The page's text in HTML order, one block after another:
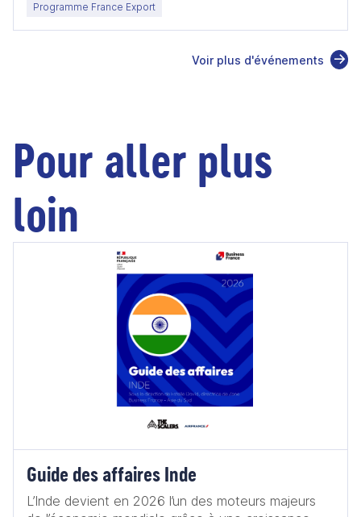
Programme France Export
Voir plus d'événements
Pour aller plus
loin
Guide des affaires Inde
L’Inde devient en 2026 l’un des moteurs majeurs